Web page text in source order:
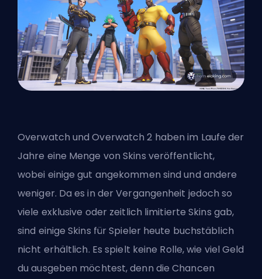
Overwatch und Overwatch 2 haben im Laufe der
Jahre eine Menge vonSkins veröffentlicht,
wobei einige gut angekommen sind und andere
weniger. Da es in der Vergangenheit jedoch so
viele exklusive oder zeitlich limitierte Skins gab,
sind einige Skins für Spieler heute buchstäblich
nicht erhältlich. Es spielt keine Rolle, wie viel Geld
du ausgeben möchtest, denn die Chancen